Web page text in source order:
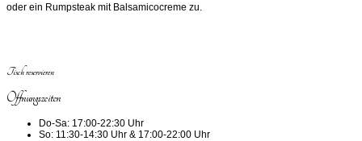
oder ein Rumpsteak mit Balsamicocreme zu.
Tisch reservieren
Öffnungszeiten
Do-Sa: 17:00-22:30 Uhr
So: 11:30-14:30 Uhr & 17:00-22:00 Uhr